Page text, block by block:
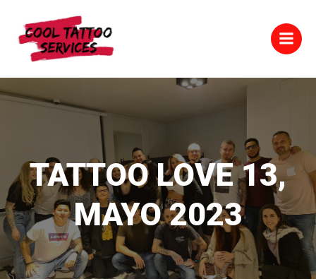
TATTOO LOVE 13,
MAYO 2023